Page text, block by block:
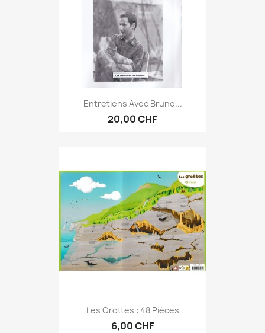
Entretiens Avec Bruno...
20,00 CHF
Les Grottes : 48 Pièces
6,00 CHF